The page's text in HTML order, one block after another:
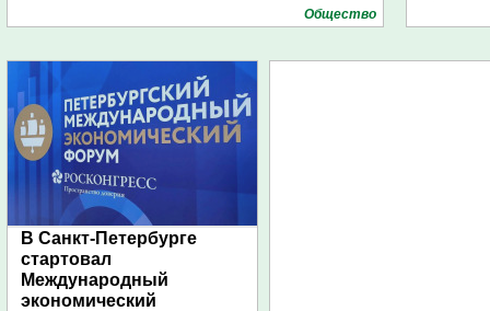
Общество
В Санкт-Петербурге
стартовал
Международный
экономический